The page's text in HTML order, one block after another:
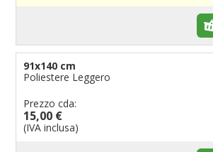
91x140 cm
Poliestere Leggero
Prezzo cda:
15,00 €
(IVA inclusa)